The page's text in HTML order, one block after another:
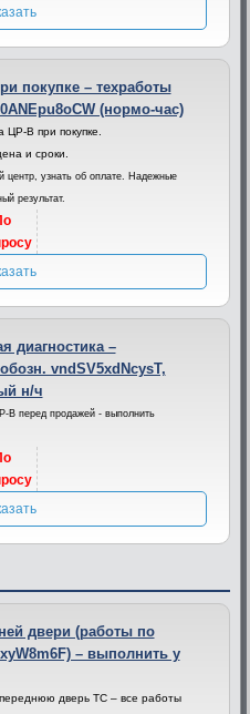
покупке – техработы
(нормо-час)
В при покупке.
и сроки.
центр, узнать об оплате. Надежные
результат.
диагностика –
vndSV5xdNcysT,
н/ч
В перед продажей - выполнить
двери (работы по
– выполнить у
дверь ТС – все работы